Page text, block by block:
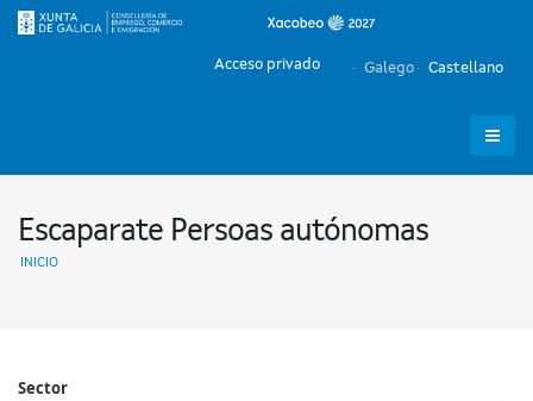
Galego Castellano
Acceso privado
Escaparate Persoas autónomas
INICIO
Sector